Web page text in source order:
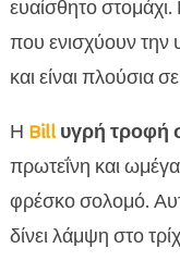
ευαίσθητο
που ενισχύουν την
και είναι πλούσια
Η Billυγρή τροφή
πρωτεΐνη και
φρέσκο σολομό.
δίνει λάμψη στο